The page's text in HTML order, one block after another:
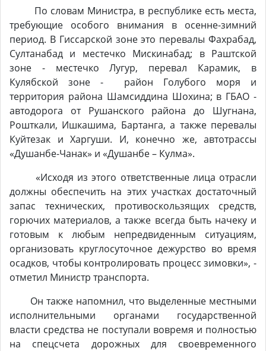
По словам Министра, в республике есть места,
требующие особого внимания в осенне-зимний
период. В Гиссарской зоне это перевалы Фахрабад,
Султанабад и местечко Мискинабад; в Раштской
зоне - местечко Лугур, перевал Карамик, в
Кулябской зоне - район Голубого моря и
территория района Шамсиддина Шохина; в ГБАО -
автодорога от Рушанского района до Шугнана,
Рошткали, Ишкашима, Бартанга, а также перевалы
Куйтезак и Харгуши. И, конечно же, автотрассы
«Душанбе-Чанак» и «Душанбе – Кулма».
«Исходя из этого ответственные лица отрасли
должны обеспечить на этих участках достаточный
запас технических, противоскользящих средств,
горючих материалов, а также всегда быть начеку и
готовым к любым непредвиденным ситуациям,
организовать круглосуточное дежурство во время
осадков, чтобы контролировать процесс зимовки», -
отметил Министр транспорта.
Он также напомнил, что выделенные местными
исполнительными органами государственной
власти средства не поступали вовремя и полностью
на спецсчета дорожных для своевременного